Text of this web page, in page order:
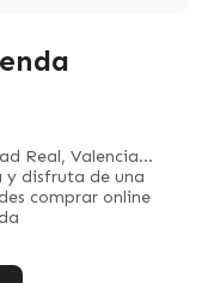
Real, Valencia...
y disfruta de una
comprar online